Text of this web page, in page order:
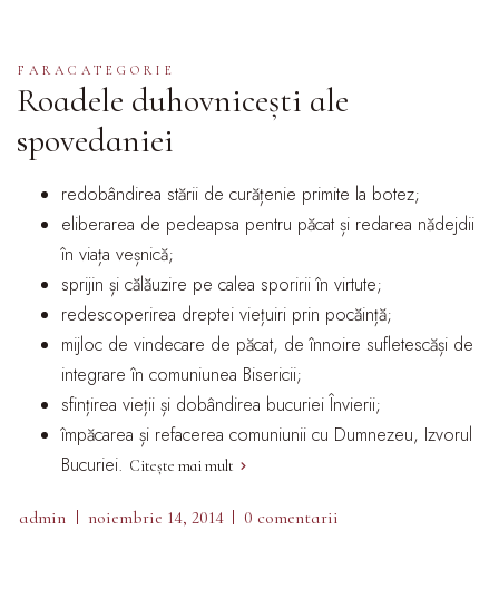
FARACATEGORIE
Roadele duhovnicești ale
spovedaniei
redobândirea stării de curățenie primite la botez;
eliberarea de pedeapsa pentru păcat și redarea nădejdii
în viața veșnică;
sprijin și călăuzire pe calea sporirii în virtute;
redescoperirea dreptei viețuiri prin pocăință;
mijloc de vindecare de păcat, de înnoire sufletescăși de
integrare în comuniunea Bisericii;
sfințirea vieții și dobândirea bucuriei Învierii;
împăcarea și refacerea comuniunii cu Dumnezeu, Izvorul
Bucuriei. Citește mai mult
admin noiembrie 14, 2014 0 comentarii